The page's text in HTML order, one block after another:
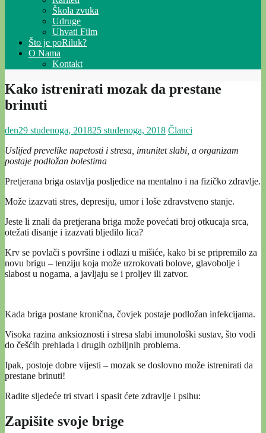
Škola zvuka
Udruge
Uhvati Film
Što je poRiluk?
O Nama
Kontakt
Kako istrenirati mozak da prestane
brinuti
den29 studenoga, 201825 studenoga, 2018 Članci
Uslijed prevelike napetosti i stresa, imunitet slabi, a organizam
postaje podložan bolestima
Pretjerana briga ostavlja posljedice na mentalno i na fizičko zdravlje.
Može izazvati stres, depresiju, umor i loše zdravstveno stanje.
Jeste li znali da pretjerana briga može povećati broj otkucaja srca,
otežati disanje i izazvati bljedilo lica?
Krv se povlači s površine i odlazi u mišiće, kako bi se pripremilo za
novu brigu – tenziju koja može uzrokovati bolove, glavobolje i
slabost u nogama, a javljaju se i proljev ili zatvor.
Kada briga postane kronična, čovjek postaje podložan infekcijama.
Visoka razina anksioznosti i stresa slabi imunološki sustav, što vodi
do češćih prehlada i drugih ozbiljnih problema.
Ipak, postoje dobre vijesti – mozak se doslovno može istrenirati da
prestane brinuti!
Radite sljedeće tri stvari i spasit ćete zdravlje i psihu:
Zapišite svoje brige